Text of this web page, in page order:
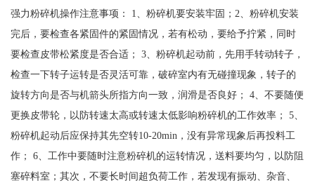
强力粉碎机操作注意事项： 1、粉碎机要安装牢固；2、粉碎机安装
完后，要检查各紧固件的紧固情况，若有松动，要给予拧紧，同时
要检查皮带松紧度是否合适； 3、粉碎机起动前，先用手转动转子，
检查一下转子运转是否灵活可靠，破碎室内有无碰撞现象，转子的
旋转方向是否与机箭头所指方向一致，润滑是否良好； 4、不要随便
更换皮带轮，以防转速太高或转速太低影响粉碎机的工作效率； 5、
粉碎机起动后应保持其先空转10-20min，没有异常现象后再投料工
作； 6、工作中要随时注意粉碎机的运转情况，送料要均匀，以防阻
塞碎料室；其次，不要长时间超负荷工作，若发现有振动、杂音、